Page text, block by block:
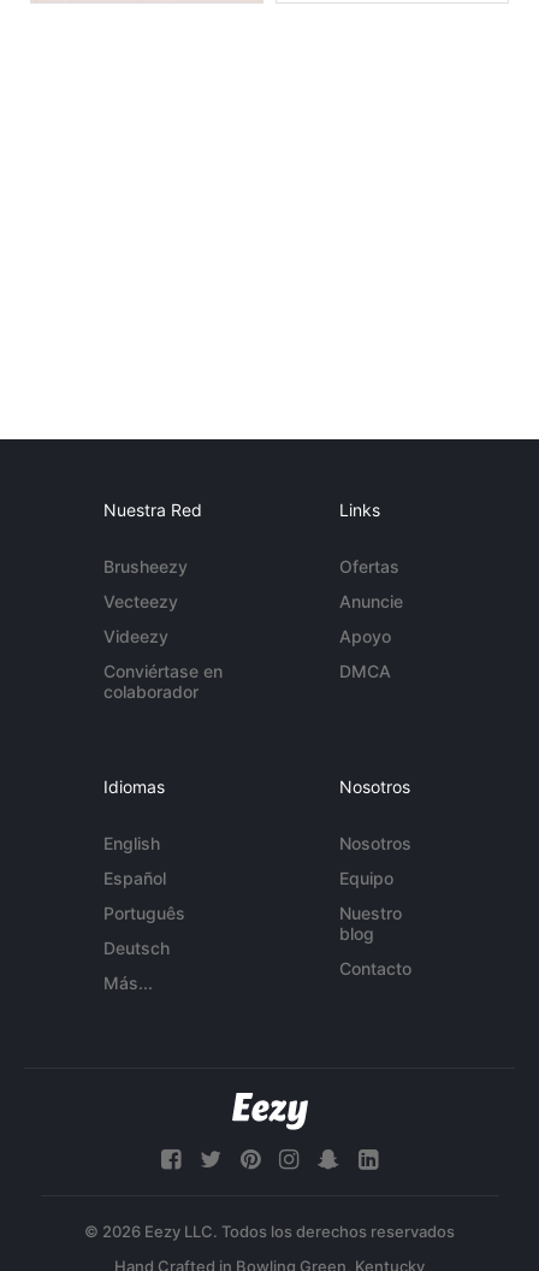
Nuestra Red
Brusheezy
Vecteezy
Videezy
Conviértase en
colaborador
Links
Ofertas
Anuncie
Apoyo
DMCA
Idiomas
English
Español
Português
Deutsch
Más...
Nosotros
Nosotros
Equipo
Nuestro
blog
Contacto
© 2026 Eezy LLC. Todos los derechos reservados